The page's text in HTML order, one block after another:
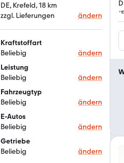
DE, Krefeld, 18 km
zzgl. Lieferungen
ändern
Kraftstoffart
Beliebig
ändern
Leistung
Beliebig
ändern
Fahrzeugtyp
Beliebig
ändern
E-Autos
Beliebig
ändern
Getriebe
Beliebig
ändern